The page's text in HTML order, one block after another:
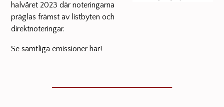
halvåret 2023 där noteringarna
präglas främst av listbyten och
direktnoteringar.
Se samtliga emissioner här!